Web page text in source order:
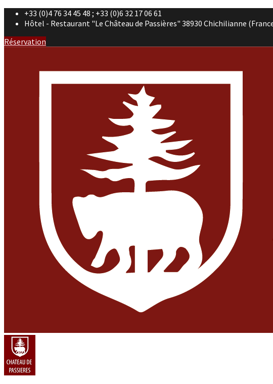
+33 (0)4 76 34 45 48 ; +33 (0)6 32 17 06 61
Hôtel - Restaurant "Le Château de Passières" 38930 Chichilianne
Réservation